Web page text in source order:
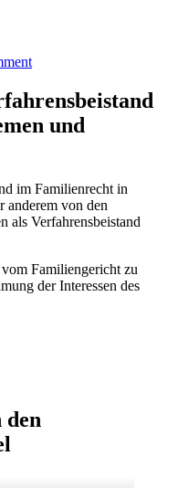
und
im Familienrecht in
anderem von den
als Verfahrensbeistand
Familiengericht zu
der Interessen des